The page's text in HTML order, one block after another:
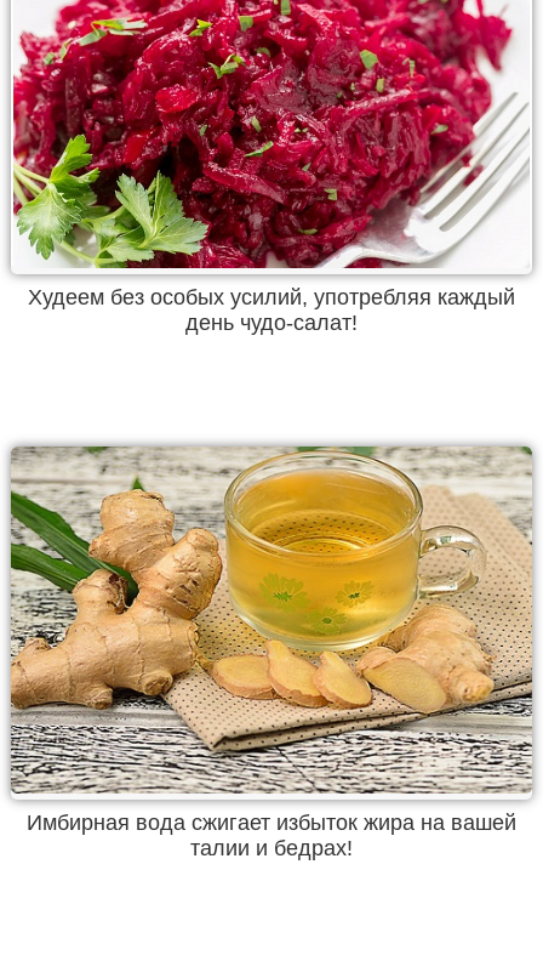
Худеем без особых усилий, употребляя каждый
день чудо-салат!
Имбирная вода сжигает избыток жира на вашей
талии и бедрах!